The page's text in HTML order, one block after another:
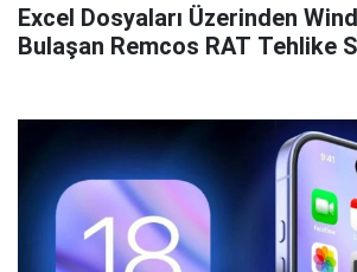
Excel Dosyaları Üzerinden
Bulaşan Remcos RAT Tehlike